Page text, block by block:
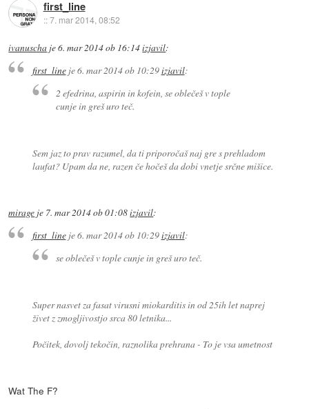
first_line
::7. mar 2014, 08:52
ivanuscha je6. mar 2014 ob 16:14izjavil:
first_lineje6. mar 2014 ob 10:29izjavil:
2 efedrina, aspirin in kofein, se oblečeš v tople
cunje in greš uro teč.
Sem jaz to prav razumel, da ti priporočaš naj gre s prehladom
laufat? Upam da ne, razen če hočeš da dobi vnetje srčne mišice.
mirage je 7. mar 2014 ob 01:08izjavil:
first_lineje6. mar 2014 ob 10:29izjavil:
se oblečeš v tople cunje in greš uro teč.
Super nasvet za fasat virusni miokarditis in od 25ih let naprej
živet z zmogljivostjo srca 80 letnika...
Počitek, dovolj tekočin, raznolika prehrana - To je vsa umetnost
Wat The F?